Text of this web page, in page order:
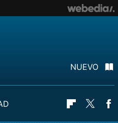
NUEVO
Flipboard
Twitter